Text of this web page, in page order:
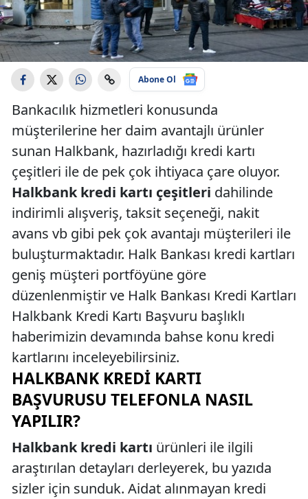
Abone Ol
Bankacılık hizmetleri konusunda
müşterilerine her daim avantajlı ürünler
sunan Halkbank, hazırladığı kredi kartı
çeşitleri ile de pek çok ihtiyaca çare oluyor.
Halkbank kredi kartı çeşitleri dahilinde
indirimli alışveriş, taksit seçeneği, nakit
avans vb gibi pek çok avantajı müşterileri ile
buluşturmaktadır. Halk Bankası kredi kartları
geniş müşteri portföyüne göre
düzenlenmiştir ve Halk Bankası Kredi Kartları
Halkbank Kredi Kartı Başvuru başlıklı
haberimizin devamında bahse konu kredi
kartlarını inceleyebilirsiniz.
HALKBANK KREDI KARTI
BAŞVURUSU TELEFONLA NASIL
YAPILIR?
Halkbank kredi kartı ürünleri ile ilgili
araştırılan detayları derleyerek, bu yazıda
sizler için sunduk. Aidat alınmayan kredi